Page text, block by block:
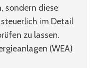
sondern diese
im Detail
zu lassen.
(WEA)